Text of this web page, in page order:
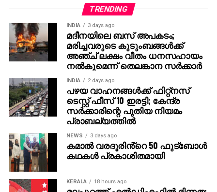
പ്രോസസ്സിംഗ് ഫീസ് എന്ന പേരില്‍ പണം അടയ്ക്കാനും
ആവശ്യപ്പെടുന്നതാണ് സാധാരണ രീതി. ചിലര്‍
മാല്‍വെയര്‍ ഇന്‍സ്റ്റാള്‍ ചെയ്യാനോ ഡാറ്റ
മോഷ്ടിക്കാനോ ലക്ഷ്യമിട്ടുള്ള വ്യാജ അഭിമുഖ
സോഫ്റ്റ്‌വെയറുകളും അയക്കുന്നു. ഇത്തരം തട്ടിപ്പുകള്‍
വ്യക്തികള്‍ക്കും സ്ഥാപനങ്ങള്‍ക്കും ഗുരുതരമായ
ഭീഷണിയാണെന്ന് ഗൂഗിള്‍ മുന്നറിയിപ്പ് നല്‍കി.
നിയമാനുസൃത തൊഴിലുടമകള്‍ ഒരിക്കലും സാമ്പത്തിക
വിവരങ്ങളോ പേയ്‌മെന്റെ് ആവശ്യങ്ങളോ
ഉന്നയിക്കില്ലെന്നും ഉപയോക്താക്കള്‍ ഓണ്‍ലൈനില്‍
കൂടുതല്‍ ജാഗ്രത പാലിക്കണമെന്നും ഗൂഗിള്‍
വ്യക്തമാക്കി.
TRENDING
INDIA 3 days ago
മദീനയിലെ ബസ് അപകടം;
മരിച്ചവരുടെ കുടുംബങ്ങള്‍ക്ക്
അഞ്ച് ലക്ഷം വീതം ധനസഹായം
നല്‍കുമെന്ന് തെലങ്കാന സര്‍ക്കാര്‍
INDIA 2 days ago
പഴയ വാഹനങ്ങള്‍ക്ക് ഫിറ്റ്‌നസ്
ടെസ്റ്റ് ഫീസ് 10 ഇരട്ടി; കേന്ദ്ര
സര്‍ക്കാരിന്റെ പുതിയ നിയമം
പ്രാബല്യത്തില്‍
NEWS 3 days ago
കമാൽ വരദൂരിൻ്റെ 50 ഫുട്ബോൾ
കഥകൾ പ്രകാശിതമായി
KERALA 18 hours ago